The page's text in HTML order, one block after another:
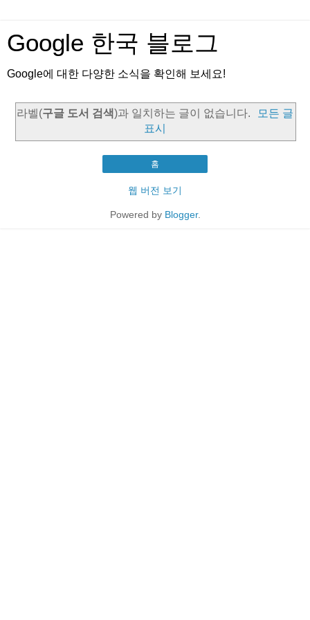
Google 한국 블로그
Google에 대한 다양한 소식을 확인해 보세요!
라벨(구글 도서 검색)과 일치하는 글이 없습니다.
모든 글
표시
홈
웹 버전 보기
Powered by Blogger.